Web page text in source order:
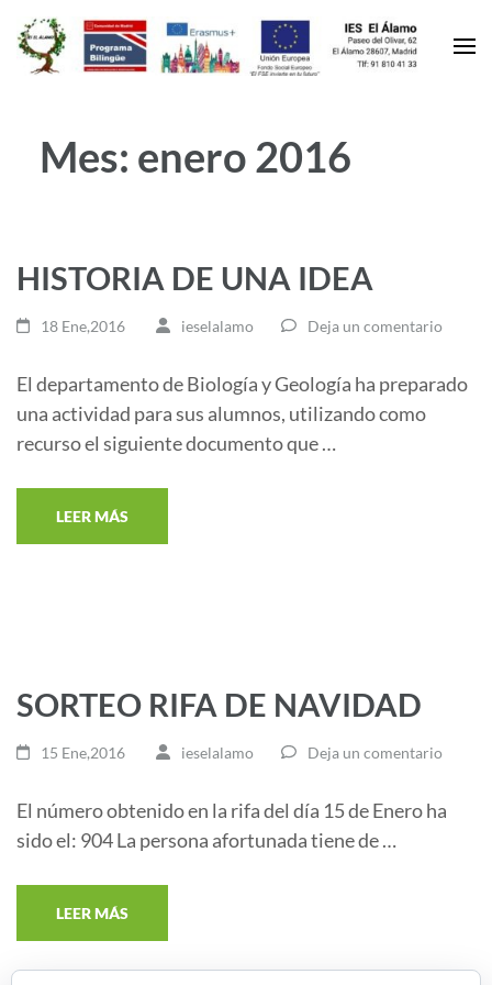
Mes: enero 2016
HISTORIA DE UNA IDEA
18 Ene,2016 ieselalamo Deja un comentario
El departamento de Biología y Geología ha preparado
una actividad para sus alumnos, utilizando como
recurso el siguiente documento que …
LEER MÁS
SORTEO RIFA DE NAVIDAD
15 Ene,2016 ieselalamo Deja un comentario
El número obtenido en la rifa del día 15 de Enero ha
sido el: 904 La persona afortunada tiene de …
LEER MÁS